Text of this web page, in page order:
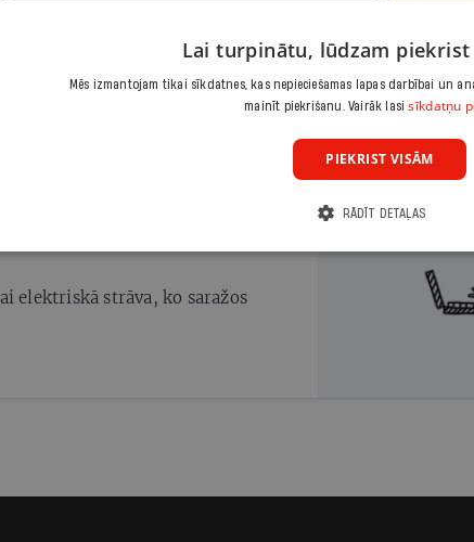
vairs neņemiet
automobilis Dakaras rallija vēsturē
kur to pilotēs Māris
radikālu auto Dakāras
elektriskā strāva, ko saražos
Lai turpinātu, lūdzam
Mēs izmantojam tikai sīkdatnes, kas nepieciešamas lapas darbībai un
mainīt piekrišanu. Vairāk lasisīkdatņu
PIEKRIST VISĀM
RĀDĪT DETAĻAS